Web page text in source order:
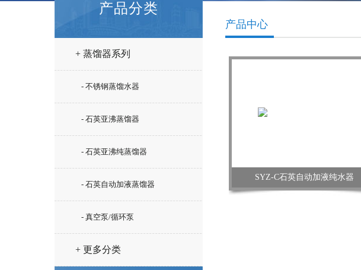
产品分类
+ 蒸馏器系列
- 不锈钢蒸馏水器
- 石英亚沸蒸馏器
- 石英亚沸纯蒸馏器
- 石英自动加液蒸馏器
- 真空泵/循环泵
+ 更多分类
产品中心
SYZ-C石英自动加液纯水器